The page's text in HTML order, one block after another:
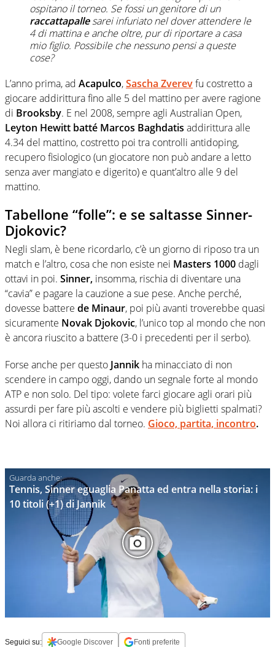
ospitano il torneo. Se fossi un genitore di un
raccattapallesarei infuriato nel dover attendere le
4 di mattina e anche oltre, pur di riportare a casa
mio figlio. Possibile che nessuno pensi a queste
cose?
L’anno prima, ad Acapulco,Sascha Zverevfu costretto a
giocare addirittura fino alle 5 del mattino per avere ragione
di Brooksby. E nel 2008, sempre agli Australian Open,
Leyton Hewitt batté Marcos Baghdatis addirittura alle
4.34 del mattino, costretto poi tra controlli antidoping,
recupero fisiologico (un giocatore non può andare a letto
senza aver mangiato e digerito) e quant’altro alle 9 del
mattino.
Tabellone “folle”: e se saltasse Sinner-
Djokovic?
Negli slam, è bene ricordarlo, c’è un giorno di riposo tra un
match e l’altro, cosa che non esiste nei Masters 1000 dagli
ottavi in poi. Sinner, insomma, rischia di diventare una
“cavia” e pagare la cauzione a sue pese. Anche perché,
dovesse battere de Minaur, poi più avanti troverebbe quasi
sicuramente Novak Djokovic, l’unico top al mondo che non
è ancora riuscito a battere (3-0 i precedenti per il serbo).
Forse anche per questo Jannik ha minacciato di non
scendere in campo oggi, dando un segnale forte al mondo
ATP e non solo. Del tipo: volete farci giocare agli orari più
assurdi per fare più ascolti e vendere più biglietti spalmati?
Noi allora ci ritiriamo dal torneo. Gioco, partita, incontro.
Tennis, Sinner eguaglia Panatta ed entra nella storia: i
10 titoli (+1) di Jannik
Seguici su: Google Discover Fonti preferite